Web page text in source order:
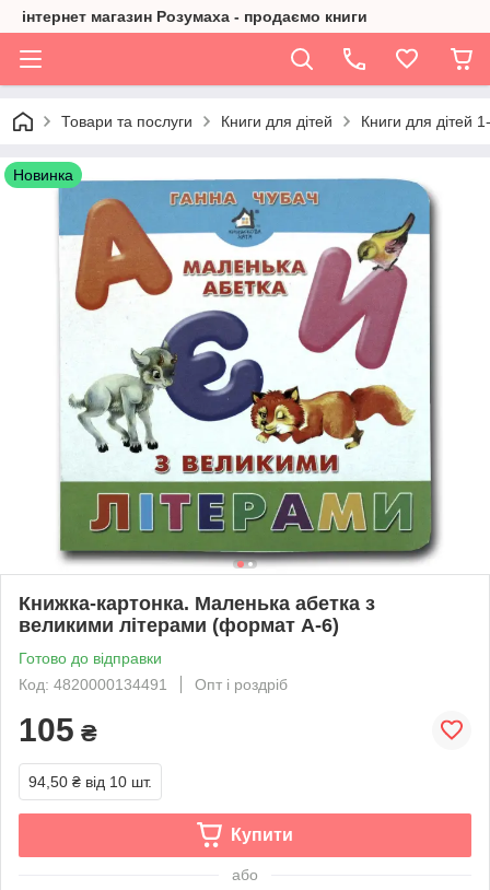
інтернет магазин Розумаха - продаємо книги
Товари та послуги Книги для дітей Книги для дітей
Новинка
Книжка-картонка. Маленька абетка з
великими літерами (формат А-6)
Готово до відправки
Код: 4820000134491
Опт і роздріб
105 ₴
94,50 ₴ від 10 шт.
Купити
або